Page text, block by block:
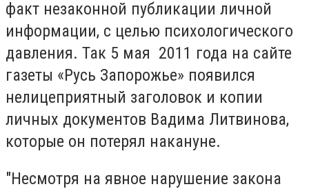
факт незаконной публикации личной
информации, с целью психологического
давления. Так 5 мая 2011 года на сайте
газеты «Русь Запорожье» появился
нелицеприятный заголовок и копии
личных документов Вадима Литвинова,
которые он потерял накануне.
"Несмотря на явное нарушение закона